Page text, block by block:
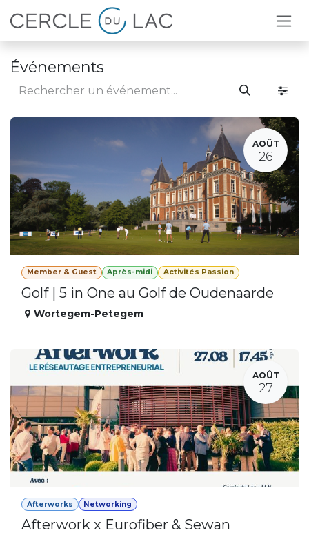
Se rendre au contenu
Événements
AOÛT
26
Member & Guest Après-midi Activités Passion
Golf | 5 in One au Golf de Oudenaarde
Wortegem-Petegem
AOÛT
27
Afterworks Networking
Afterwork x Eurofiber & Sewan